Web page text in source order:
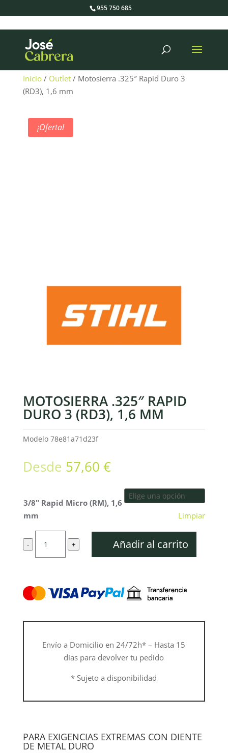
955 750 685
Inicio/ Outlet/ Motosierra .325″ Rapid Duro 3
(RD3), 1,6 mm
¡Oferta!
MOTOSIERRA .325″ RAPID
DURO 3 (RD3), 1,6 MM
Modelo 78e81a71d23f
Desde 57,60 €
3/8" Rapid Micro (RM), 1,6
mm
Limpiar
-
Motosierra
.325"
3
(RD3),
mm
+ Añadir al carrito
Envío a Domicilio en 24/72h* – Hasta 15
días para devolver tu pedido
* Sujeto a disponibilidad
PARA EXIGENCIAS EXTREMAS CON DIENTE
DE METAL DURO